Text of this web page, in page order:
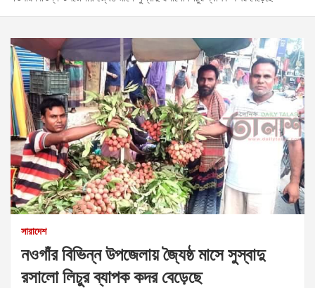
সারাদেশ
নওগাঁর বিভিন্ন উপজেলায় জ্যৈষ্ঠ মাসে সুস্বাদু
রসালো লিচুর ব্যাপক কদর বেড়েছে